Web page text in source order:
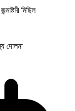
মিছিল
দোলনা